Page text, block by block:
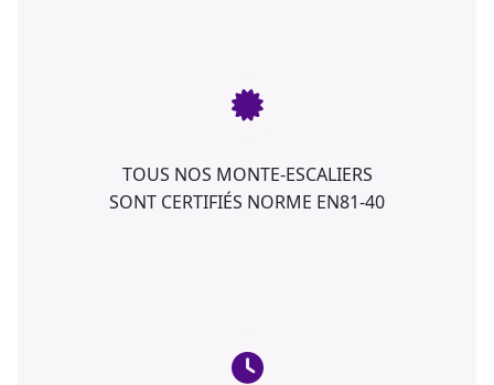
TOUS NOS MONTE-ESCALIERS
SONT CERTIFIÉS NORME EN81-40